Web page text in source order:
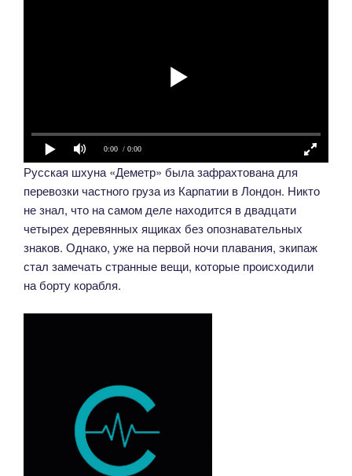
0:00 / 0:00
Русская шхуна «Деметр» была зафрахтована для
перевозки частного груза из Карпатии в Лондон. Никто
не знал, что на самом деле находится в двадцати
четырех деревянных ящиках без опознавательных
знаков. Однако, уже на первой ночи плавания, экипаж
стал замечать странные вещи, которые происходили
на борту корабля.